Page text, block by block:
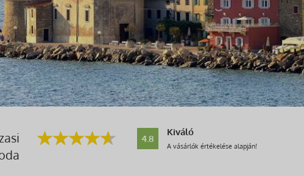
4.8
Kiváló
A vásárlók értékelése alapján!